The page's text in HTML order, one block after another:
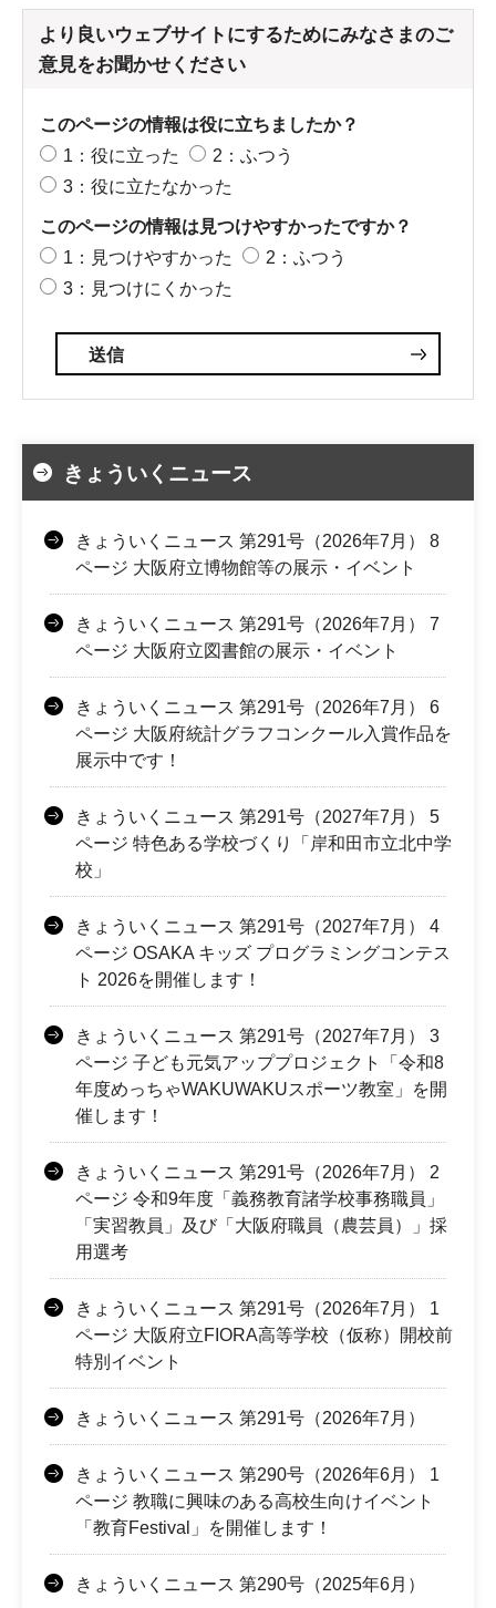
より良いウェブサイトにするためにみなさまのご
意見をお聞かせください
このページの情報は役に立ちましたか？
1：役に立った
2：ふつう
3：役に立たなかった
このページの情報は見つけやすかったですか？
1：見つけやすかった
2：ふつう
3：見つけにくかった
きょういくニュース
きょういくニュース 第291号（2026年7月） 8
ページ 大阪府立博物館等の展示・イベント
きょういくニュース 第291号（2026年7月） 7
ページ 大阪府立図書館の展示・イベント
きょういくニュース 第291号（2026年7月） 6
ページ 大阪府統計グラフコンクール入賞作品を
展示中です！
きょういくニュース 第291号（2027年7月） 5
ページ 特色ある学校づくり「岸和田市立北中学
校」
きょういくニュース 第291号（2027年7月） 4
ページ OSAKA キッズ プログラミングコンテス
ト 2026を開催します！
きょういくニュース 第291号（2027年7月） 3
ページ 子ども元気アッププロジェクト「令和8
年度めっちゃWAKUWAKUスポーツ教室」を開
催します！
きょういくニュース 第291号（2026年7月） 2
ページ 令和9年度「義務教育諸学校事務職員」
「実習教員」及び「大阪府職員（農芸員）」採
用選考
きょういくニュース 第291号（2026年7月） 1
ページ 大阪府立FIORA高等学校（仮称）開校前
特別イベント
きょういくニュース 第291号（2026年7月）
きょういくニュース 第290号（2026年6月） 1
ページ 教職に興味のある高校生向けイベント
「教育Festival」を開催します！
きょういくニュース 第290号（2025年6月）